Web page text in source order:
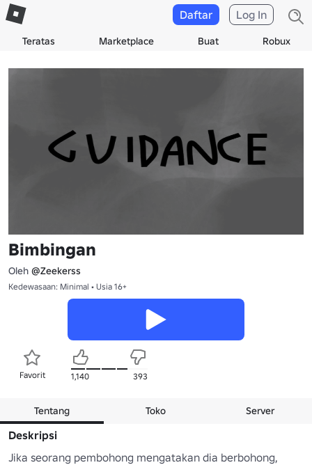
Teratas Marketplace Buat Robux
Daftar Log In
Bimbingan
Oleh @Zeekerss
Kedewasaan: Minimal • Usia 16+
Favorit 1,140 393
Tentang Toko Server
Deskripsi
Jika seorang pembohong mengatakan dia berbohong,